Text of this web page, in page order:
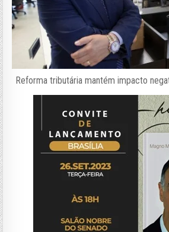
Reforma tributária mantém impacto